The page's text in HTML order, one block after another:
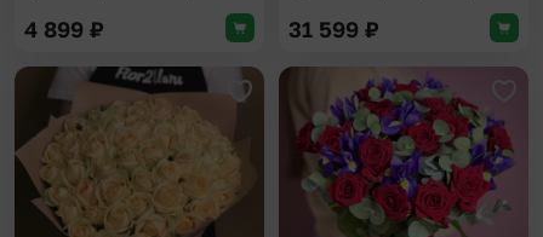
4 899 ₽ 31 599 ₽
Добавить в избранное